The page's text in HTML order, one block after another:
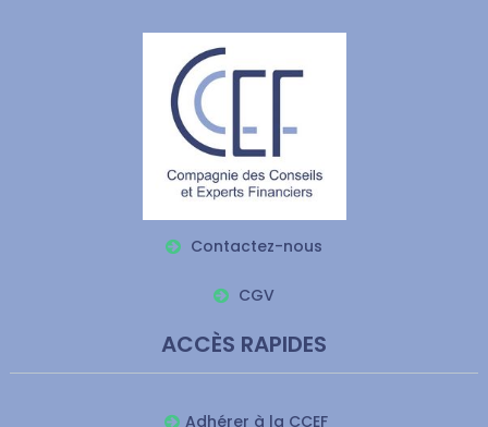
Contactez-nous
CGV
ACCÈS RAPIDES
Adhérer à la CCEF